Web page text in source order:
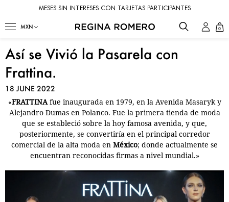
MESES SIN INTERESES CON TARJETAS PARTICIPANTES
0
Así se Vivió la Pasarela con
Frattina.
18 JUNE 2022
«FRATTINAfue inaugurada en 1979, en la Avenida Masaryk y
Alejandro Dumas en Polanco. Fue la primera tienda de moda
que se estableció sobre la hoy famosa avenida, y que,
posteriormente, se convertiría en el principal corredor
comercial de la alta moda en México; donde actualmente se
encuentran reconocidas firmas a nivel mundial.»